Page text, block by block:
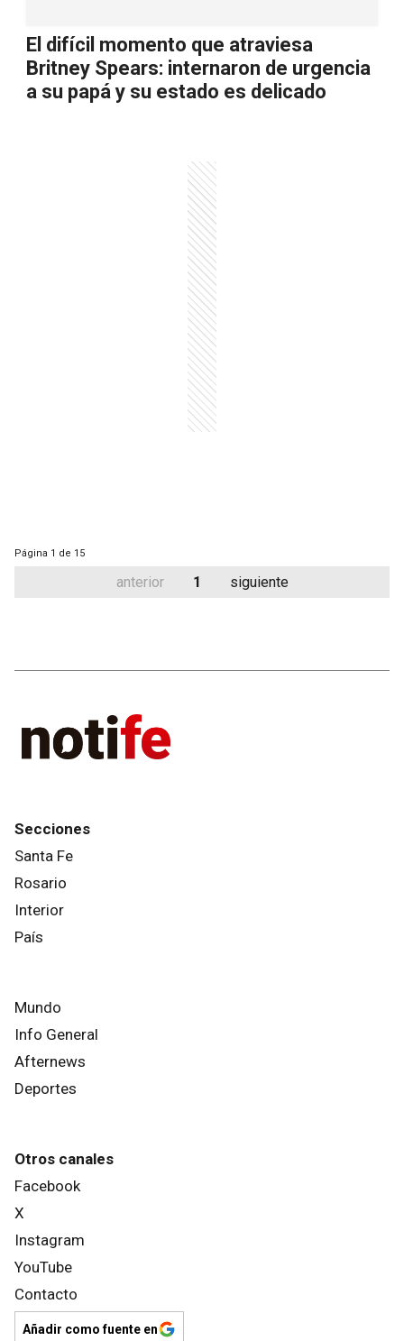
El difícil momento que atraviesa
Britney Spears: internaron de urgencia
a su papá y su estado es delicado
Página 1 de 15
anterior 1 siguiente
Secciones
Santa Fe
Rosario
Interior
País
Mundo
Info General
Afternews
Deportes
Otros canales
Facebook
X
Instagram
YouTube
Contacto
Añadir como fuente en